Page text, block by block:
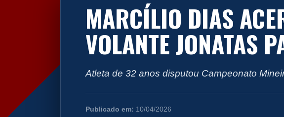
MARCÍLIO DIAS
VOLANTE JONATAS
Atleta de 32 anos disputou Campeonato
Publicado em: 10/04/2026